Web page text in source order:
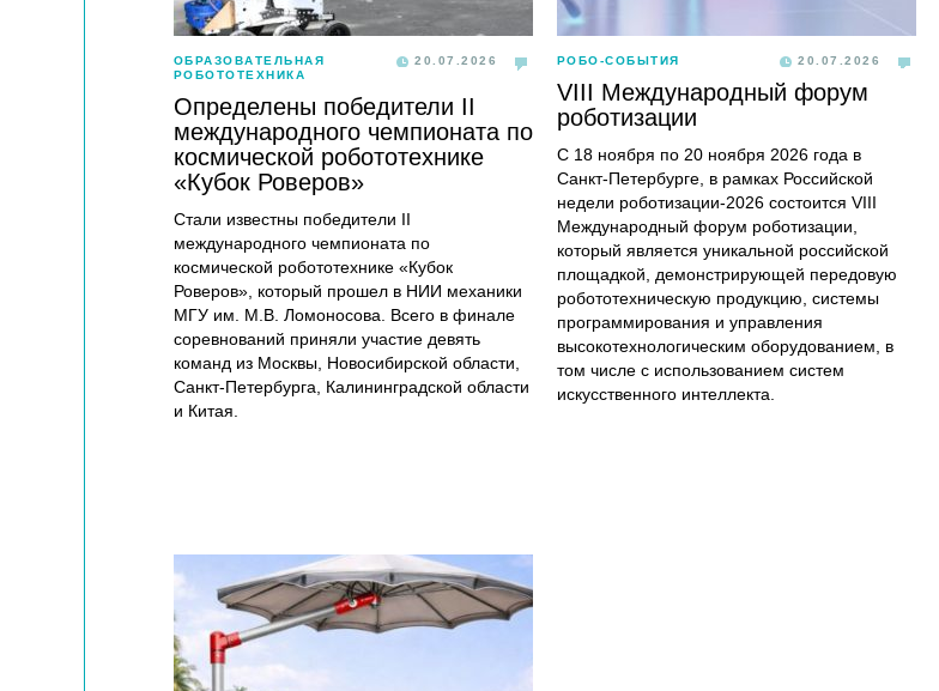
ОБРАЗОВАТЕЛЬНАЯ
РОБОТОТЕХНИКА
20.07.2026
Определены победители II
международного чемпионата по
космической робототехнике
«Кубок Роверов»
Стали известны победители II
международного чемпионата по
космической робототехнике «Кубок
Роверов», который прошел в НИИ механики
МГУ им. М.В. Ломоносова. Всего в финале
соревнований приняли участие девять
команд из Москвы, Новосибирской области,
Санкт-Петербурга, Калининградской области
и Китая.
РОБО-СОБЫТИЯ 20.07.2026
VIII Международный форум
роботизации
С 18 ноября по 20 ноября 2026 года в
Санкт-Петербурге, в рамках Российской
недели роботизации-2026 состоится VIII
Международный форум роботизации,
который является уникальной российской
площадкой, демонстрирующей передовую
робототехническую продукцию, системы
программирования и управления
высокотехнологическим оборудованием, в
том числе с использованием систем
искусственного интеллекта.